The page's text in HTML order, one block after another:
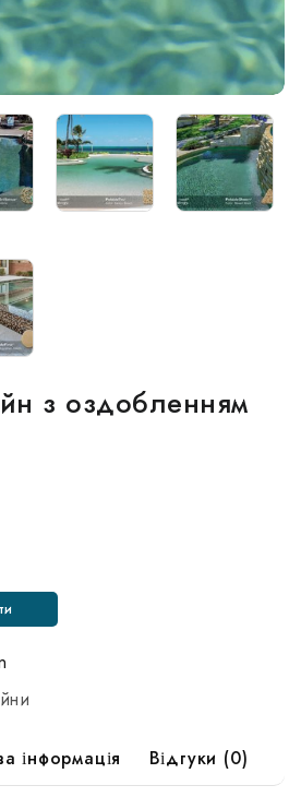
з оздобленням
інформація Відгуки (0)